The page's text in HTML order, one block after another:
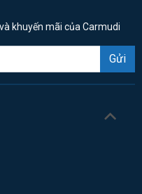
khuyến mãi của Carmudi
Gửi